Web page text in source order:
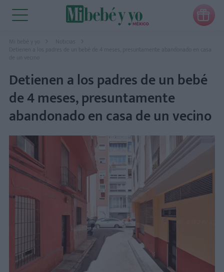

Mi bebé y yo
Noticias
Detienen a los padres de un bebé de 4 meses, presuntamente abandonado en casa
Detienen a los padres de un bebé
de 4 meses, presuntamente
abandonado en casa de un vecino